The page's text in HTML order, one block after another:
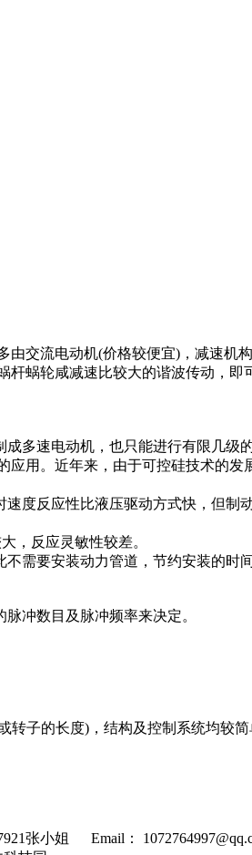
由交流电动机(价格较便宜) ，减速机
蜗轮咸减速比较大的谐波传动，
多速电动机，也只能进行有限几
的应用。近年来，由于可控硅技术的
度反应性比液压驱动方式快，但
，反应灵敏性较差。
需要安装动力管道，节约安装的时
冲数目及脉冲频率来决定。
转子的长度) ，结构及控制系统均较简
张小姐 Email：